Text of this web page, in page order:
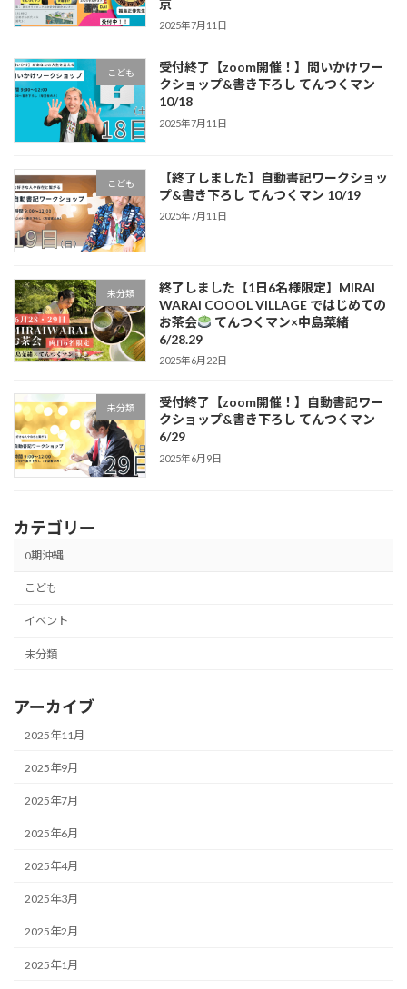
京
2025年7月11日
こども
受付終了【zoom開催！】問いかけワー
クショップ&書き下ろし てんつくマン
10/18
2025年7月11日
こども
【終了しました】自動書記ワークショッ
プ&書き下ろし てんつくマン 10/19
2025年7月11日
未分類
終了しました【1日6名様限定】MIRAI
WARAI COOOL VILLAGE ではじめての
お茶会
てんつくマン×中島菜緒
6/28.29
2025年6月22日
未分類
受付終了【zoom開催！】自動書記ワー
クショップ&書き下ろし てんつくマン
6/29
2025年6月9日
カテゴリー
0期沖縄
こども
イベント
未分類
アーカイブ
2025年11月
2025年9月
2025年7月
2025年6月
2025年4月
2025年3月
2025年2月
2025年1月